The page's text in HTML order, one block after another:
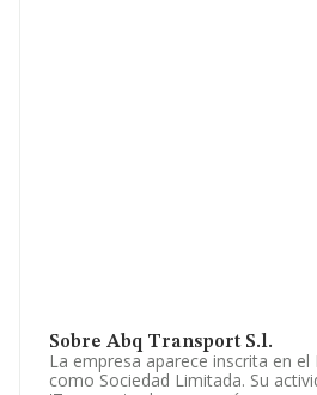
Sobre Abq Transport S.l.
La empresa aparece inscrita en
como Sociedad Limitada. Su